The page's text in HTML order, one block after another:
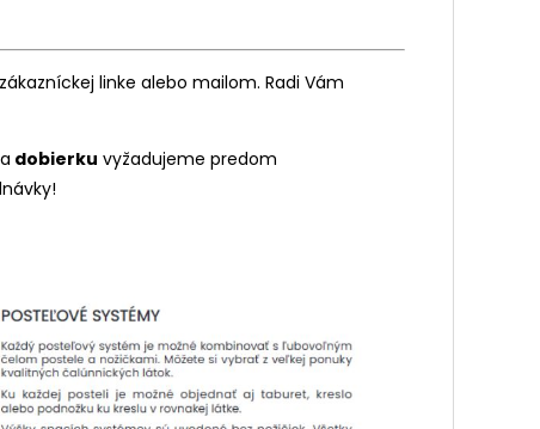
linke alebo mailom. Radi Vám
dobierku vyžadujeme predom